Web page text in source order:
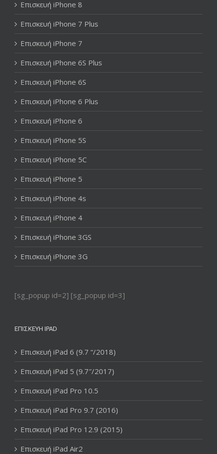
Επισκευή iPhone 8
Επισκευή iPhone 7 Plus
Επισκευή iPhone 7
Επισκευή iPhone 6S Plus
Επισκευή iPhone 6S
Επισκευή iPhone 6 Plus
Επισκευή iPhone 6
Επισκευή iPhone 5S
Επισκευή iPhone 5C
Επισκευή iPhone 5
Επισκευή iPhone 4s
Επισκευή iPhone 4
Επισκευή iPhone 3GS
Επισκευή iPhone 3G
[sg_popup id=2] [sg_popup id=3]
ΕΠΙΣΚΕΥΉ IPAD
Επισκευή iPad 6 (9.7 “/2018)
Επισκευή iPad 5 (9.7″/2017)
Επισκευή iPad Pro 10.5
Επισκευή iPad Pro 9.7 (2016)
Επισκευή iPad Pro 12.9 (2015)
Επισκευή iPad Air2